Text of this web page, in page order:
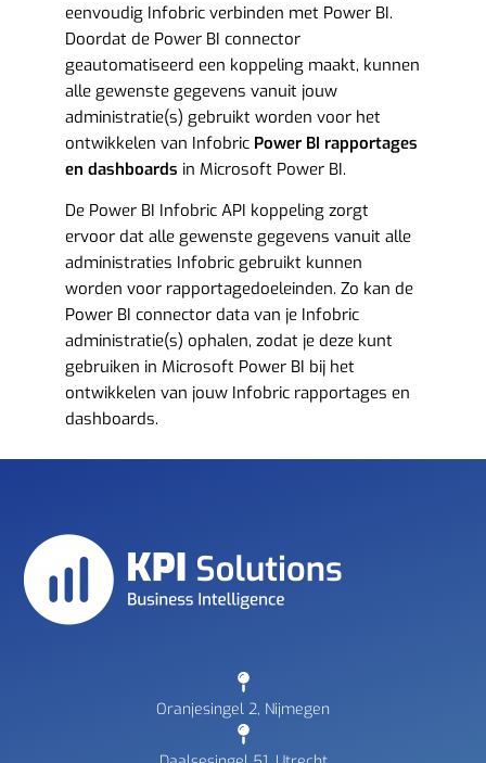
eenvoudig Infobric verbinden met Power BI.
Doordat de Power BI connector
geautomatiseerd een koppeling maakt, kunnen
alle gewenste gegevens vanuit jouw
administratie(s) gebruikt worden voor het
ontwikkelen van Infobric Power BI rapportages
en dashboards in Microsoft Power BI.
De Power BI Infobric API koppeling zorgt
ervoor dat alle gewenste gegevens vanuit alle
administraties Infobric gebruikt kunnen
worden voor rapportagedoeleinden. Zo kan de
Power BI connector data van je Infobric
administratie(s) ophalen, zodat je deze kunt
gebruiken in Microsoft Power BI bij het
ontwikkelen van jouw Infobric rapportages en
dashboards.
Oranjesingel 2, Nijmegen